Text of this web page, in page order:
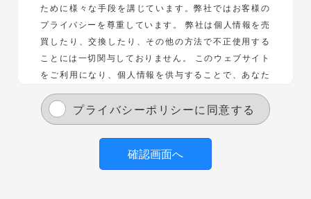
ために様々な手段を講じています。弊社ではお客様の
プライバシーを尊重しています。 弊社は個人情報を売
買したり、交換したり、その他の方法で不正使用する
ことには一切関与しておりません。 このウェブサイト
をご利用になり、個人情報を供与することで、あなた
報の取り扱い等について受諾し、承認したものとみな
されます。
個人情報収集の目的
プライバシーポリシーに同意する